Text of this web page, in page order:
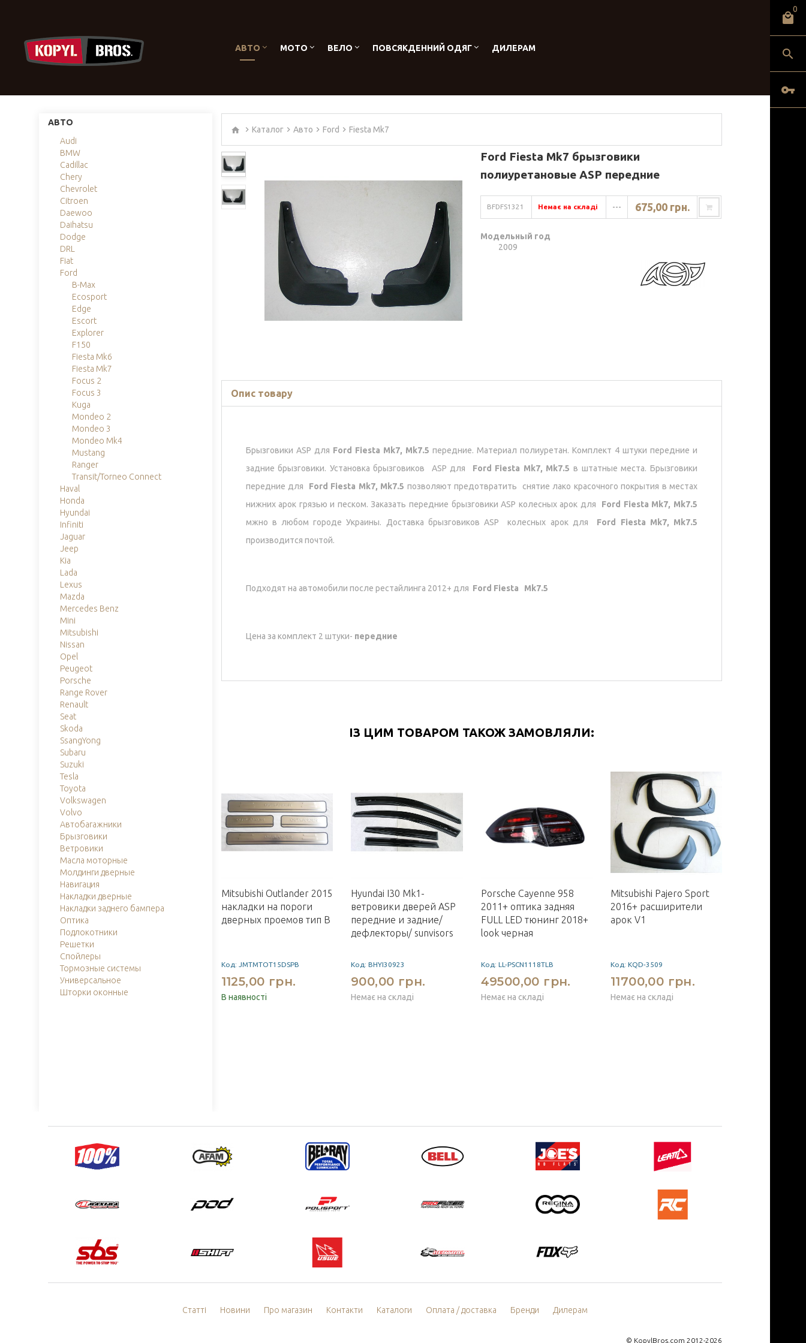
0
АВТО МОТО ВЕЛО ПОВСЯКДЕННИЙ ОДЯГ ДИЛЕРАМ
АВТО
Audi
BMW
Cadillac
Chery
Chevrolet
Citroen
Daewoo
Daihatsu
Dodge
DRL
Fiat
Ford
B-Max
Ecosport
Edge
Escort
Explorer
F150
Fiesta Mk6
Fiesta Mk7
Focus 2
Focus 3
Kuga
Mondeo 2
Mondeo 3
Mondeo Mk4
Mustang
Ranger
Transit/Torneo Connect
Haval
Honda
Hyundai
Infiniti
Jaguar
Jeep
Kia
Lada
Lexus
Mazda
Mercedes Benz
Mini
Mitsubishi
Nissan
Opel
Peugeot
Porsche
Range Rover
Renault
Seat
Skoda
SsangYong
Subaru
Suzuki
Tesla
Toyota
Volkswagen
Volvo
Автобагажники
Брызговики
Ветровики
Масла моторные
Молдинги дверные
Навигация
Накладки дверные
Накладки заднего бампера
Оптика
Подлокотники
Решетки
Спойлеры
Тормозные системы
Универсальное
Шторки оконные
Каталог Авто Ford Fiesta Mk7
Ford Fiesta Mk7 брызговики
полиуретановые ASP передние
BFDFS1321 Немає на складі --- 675,00 грн.
Модельный год
2009
Опис товару
Брызговики ASP для Ford Fiesta Mk7, Mk7.5 передние. Материал полиуретан. Комплект 4 штуки передние и
задние брызговики. Установка брызговиков ASP для
Ford Fiesta Mk7, Mk7.5 в штатные места. Брызговики
передние для
Ford Fiesta Mk7, Mk7.5 позволяют предотвратить снятие лако красочного покрытия в местах
нижних арок грязью и песком. Заказать передние брызговики ASP колесных арок для
Ford Fiesta Mk7, Mk7.5
мжно в любом городе Украины. Доставка брызговиков ASP колесных арок для
Ford Fiesta Mk7, Mk7.5
производится почтой.
Подходят на автомобили после рестайлинга 2012+ для Ford Fiesta Mk7.5
Цена за комплект 2 штуки- передние
ІЗ ЦИМ ТОВАРОМ ТАКОЖ ЗАМОВЛЯЛИ:
Mitsubishi Outlander 2015
накладки на пороги
дверных проемов тип B
Код: JMTMTOT15DSPB
1125,00 грн.
В наявності
Hyundai I30 Mk1-
ветровики дверей ASP
передние и задние/
дефлекторы/ sunvisors
Код: BHYI30923
900,00 грн.
Немає на складі
Porsche Cayenne 958
2011+ оптика задняя
FULL LED тюнинг 2018+
look черная
Код: LL-PSCN1118TLB
49500,00 грн.
Немає на складі
Mitsubishi Pajero Sport
2016+ расширители
арок V1
Код: KQD-3509
11700,00 грн.
Немає на складі
Статті Новини Про магазин Контакти Каталоги Оплата / доставка Бренди Дилерам
© KopylBros.com 2012-2026